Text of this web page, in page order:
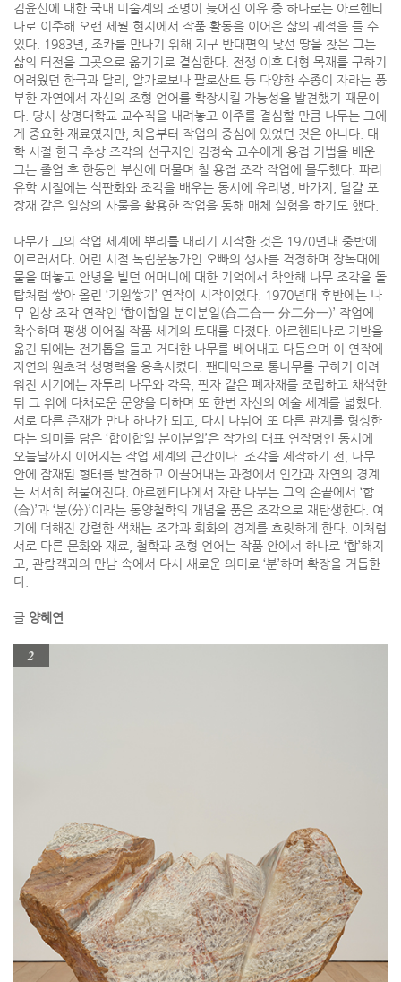
김윤신에 대한 국내 미술계의 조명이 늦어진 이유 중 하나로는 아르헨티
나로 이주해 오랜 세월 현지에서 작품 활동을 이어온 삶의 궤적을 들 수
있다. 1983년, 조카를 만나기 위해 지구 반대편의 낯선 땅을 찾은 그는
삶의 터전을 그곳으로 옮기기로 결심한다. 전쟁 이후 대형 목재를 구하기
어려웠던 한국과 달리, 알가로보나 팔로산토 등 다양한 수종이 자라는 풍
부한 자연에서 자신의 조형 언어를 확장시킬 가능성을 발견했기 때문이
다. 당시 상명대학교 교수직을 내려놓고 이주를 결심할 만큼 나무는 그에
게 중요한 재료였지만, 처음부터 작업의 중심에 있었던 것은 아니다. 대
학 시절 한국 추상 조각의 선구자인 김정숙 교수에게 용접 기법을 배운
그는 졸업 후 한동안 부산에 머물며 철 용접 조각 작업에 몰두했다. 파리
유학 시절에는 석판화와 조각을 배우는 동시에 유리병, 바가지, 달걀 포
장재 같은 일상의 사물을 활용한 작업을 통해 매체 실험을 하기도 했다.
나무가 그의 작업 세계에 뿌리를 내리기 시작한 것은 1970년대 중반에
이르러서다. 어린 시절 독립운동가인 오빠의 생사를 걱정하며 장독대에
물을 떠놓고 안녕을 빌던 어머니에 대한 기억에서 착안해 나무 조각을 돌
탑처럼 쌓아 올린 ‘기원쌓기’ 연작이 시작이었다. 1970년대 후반에는 나
무 입상 조각 연작인 ‘합이합일 분이분일(合二合一 分二分一)’ 작업에
착수하며 평생 이어질 작품 세계의 토대를 다졌다. 아르헨티나로 기반을
옮긴 뒤에는 전기톱을 들고 거대한 나무를 베어내고 다듬으며 이 연작에
자연의 원초적 생명력을 응축시켰다. 팬데믹으로 통나무를 구하기 어려
워진 시기에는 자투리 나무와 각목, 판자 같은 폐자재를 조립하고 채색한
뒤 그 위에 다채로운 문양을 더하며 또 한번 자신의 예술 세계를 넓혔다.
서로 다른 존재가 만나 하나가 되고, 다시 나뉘어 또 다른 관계를 형성한
다는 의미를 담은 ‘합이합일 분이분일’은 작가의 대표 연작명인 동시에
오늘날까지 이어지는 작업 세계의 근간이다. 조각을 제작하기 전, 나무
안에 잠재된 형태를 발견하고 이끌어내는 과정에서 인간과 자연의 경계
는 서서히 허물어진다. 아르헨티나에서 자란 나무는 그의 손끝에서 ‘합
(合)’과 ‘분(分)’이라는 동양철학의 개념을 품은 조각으로 재탄생한다. 여
기에 더해진 강렬한 색채는 조각과 회화의 경계를 흐릿하게 한다. 이처럼
서로 다른 문화와 재료, 철학과 조형 언어는 작품 안에서 하나로 ‘합’해지
고, 관람객과의 만남 속에서 다시 새로운 의미로 ‘분’하며 확장을 거듭한
다.
글 양혜연
2